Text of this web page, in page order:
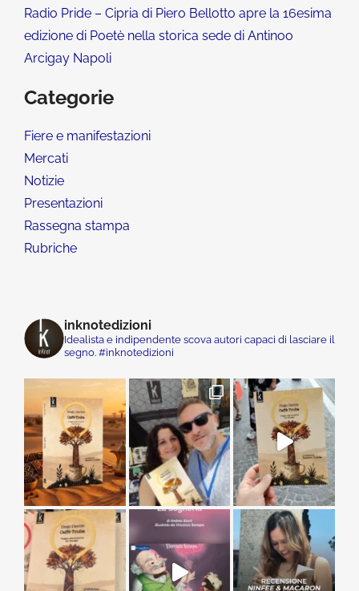
Radio Pride – Cipria di Piero Bellotto apre la 16esima
edizione di Poetè nella storica sede di Antinoo
Arcigay Napoli
Categorie
Fiere e manifestazioni
Mercati
Notizie
Presentazioni
Rassegna stampa
Rubriche
inknotedizioni
Idealista e indipendente scova autori capaci di lasciare il
segno. #inknotedizioni